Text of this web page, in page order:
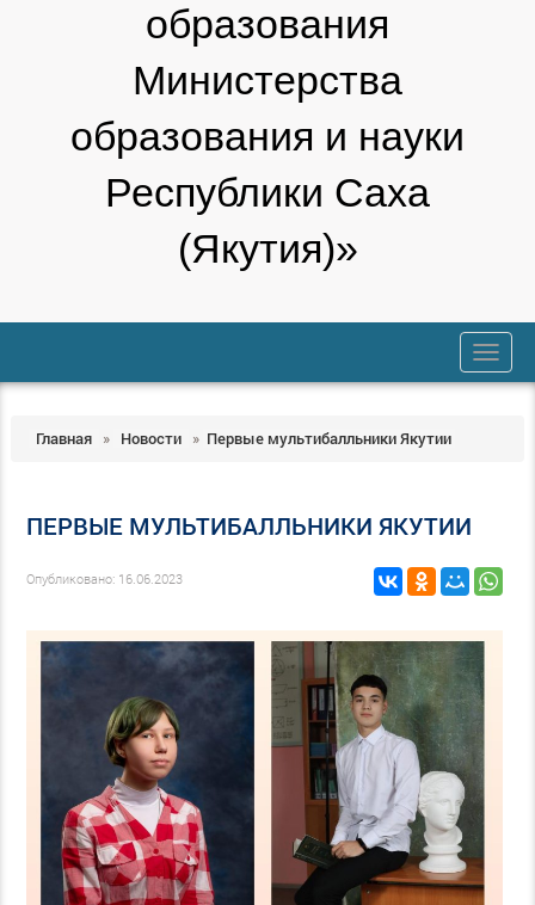
образования
Министерства
образования и науки
Республики Саха
(Якутия)»
trk
Главная » Новости » Первые мультибалльники Якутии
ПЕРВЫЕ МУЛЬТИБАЛЛЬНИКИ ЯКУТИИ
Опубликовано: 16.06.2023